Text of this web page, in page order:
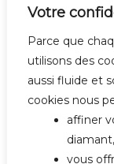
Votre
Parce que
utilisons des
aussi fluide et
cookies nous
affiner
diamant,
vous